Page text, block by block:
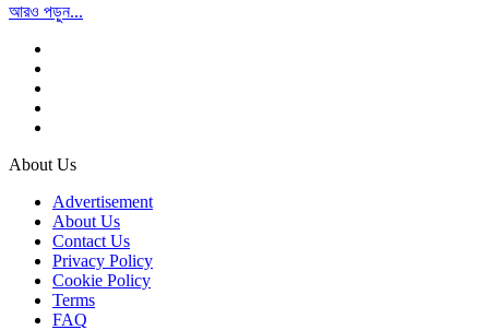
আরও পড়ুন...
About Us
Advertisement
About Us
Contact Us
Privacy Policy
Cookie Policy
Terms
FAQ